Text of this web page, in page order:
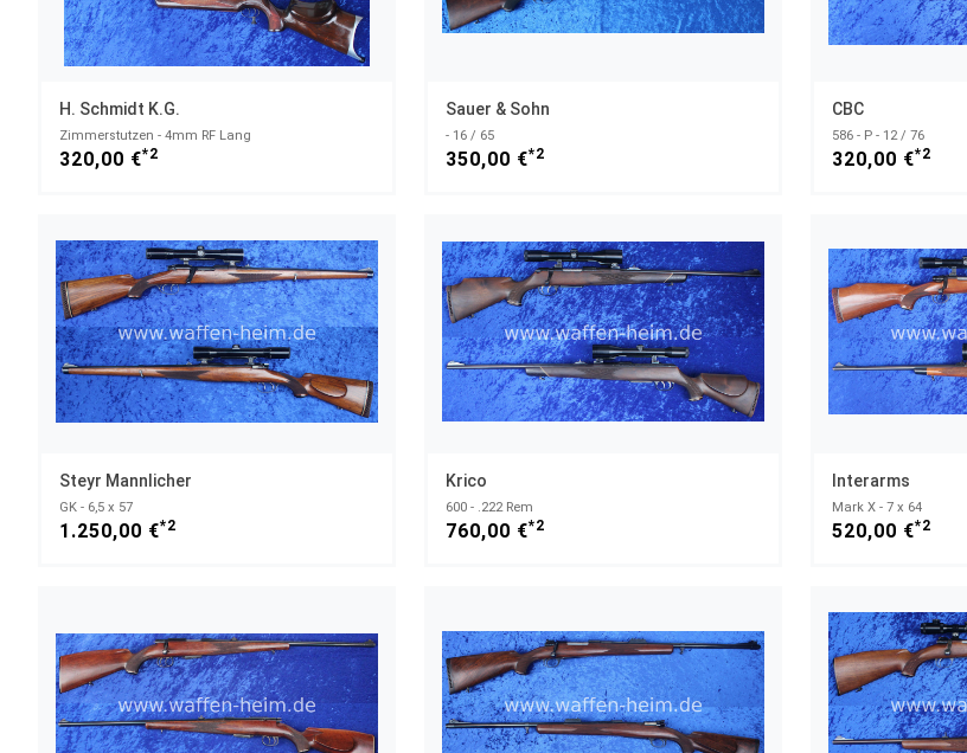
H. Schmidt K.G.
Zimmerstutzen - 4mm RF Lang
320,00 €*2
Sauer & Sohn
- 16 / 65
350,00 €*2
CBC
586 - P - 12 / 76
320,00 €*2
Steyr Mannlicher
GK - 6,5 x 57
1.250,00 €*2
Krico
600 - .222 Rem
760,00 €*2
Interarms
Mark X - 7 x 64
520,00 €*2